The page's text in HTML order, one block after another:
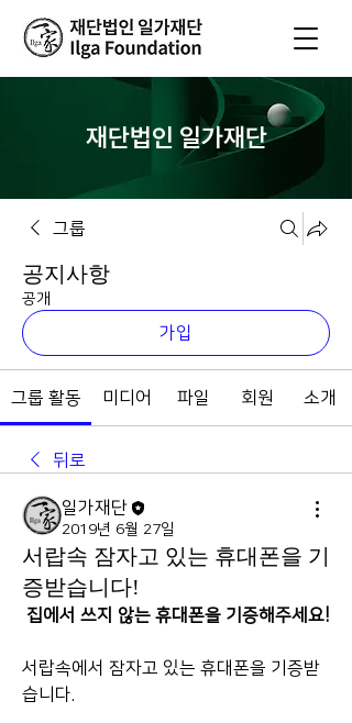
재단법인 일가재단
그룹
공지사항
공개
가입
그룹 활동 미디어 파일 회원 소개
뒤로
일가재단
2019년 6월 27일
서랍속 잠자고 있는 휴대폰을 기
증받습니다!
집에서 쓰지 않는 휴대폰을 기증해주세요!
서랍속에서 잠자고 있는 휴대폰을 기증받
습니다.